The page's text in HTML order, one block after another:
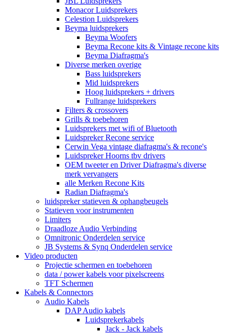
Monacor Luidsprekers
Celestion Luidsprekers
Beyma luidsprekers
Beyma Woofers
Beyma Recone kits & Vintage recone kits
Beyma Diafragma's
Diverse merken overige
Bass luidsprekers
Mid luidsprekers
Hoog luidsprekers + drivers
Fullrange luidsprekers
Filters & crossovers
Grills & toebehoren
Luidsprekers met wifi of Bluetooth
Luidspreker Recone service
Cerwin Vega vintage diafragma's & recone's
Luidspreker Hoorns tbv drivers
OEM tweeter en Driver Diafragma's diverse
merk vervangers
alle Merken Recone Kits
Radian Diafragma's
luidspreker statieven & ophangbeugels
Statieven voor instrumenten
Limiters
Draadloze Audio Verbinding
Omnitronic Onderdelen service
JB Systems & Synq Onderdelen service
Video producten
Projectie schermen en toebehoren
data / power kabels voor pixelscreens
TFT Schermen
Kabels & Connectors
Audio Kabels
DAP Audio kabels
Luidsprekerkabels
Jack - Jack kabels